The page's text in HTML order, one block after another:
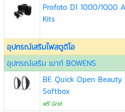
Profoto D1 1000/1000
Kits
อุปกรณ์เสริมไฟสตูดิโอ
อุปกรณ์เสริม เมาท์ BOWENS
BE Quick Open Beauty
Softbox
ฟรี Grid